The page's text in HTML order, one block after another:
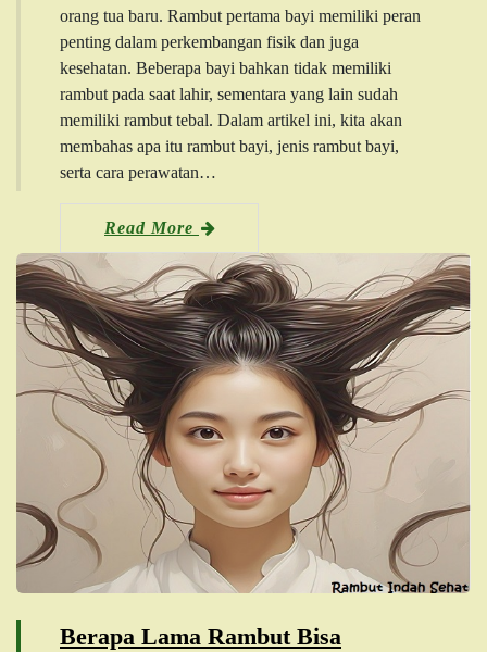
orang tua baru. Rambut pertama bayi memiliki peran
penting dalam perkembangan fisik dan juga
kesehatan. Beberapa bayi bahkan tidak memiliki
rambut pada saat lahir, sementara yang lain sudah
memiliki rambut tebal. Dalam artikel ini, kita akan
membahas apa itu rambut bayi, jenis rambut bayi,
serta cara perawatan…
Read More
Berapa Lama Rambut Bisa